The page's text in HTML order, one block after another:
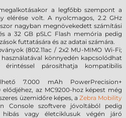
a legfőbb szempont a
elérése volt. A nyolcmagos, 2.2 GHz
nagyban megnövekedett számítási
a 32 GB pSLC Flash memória pedig
futtatására és az adatai számára.
(802.11ac / 2x2 MU-MIMO Wi-Fi;
könnyedén kapcsolódhat
párosíthatja kompatibilis
7.000 mAh PowerPrecision+
az MC9200-hoz képest még
üzemidőre képes, a Zebra Mobility
Console szoftvere jóvoltából pedig
vagy életciklusuk végén járó